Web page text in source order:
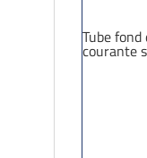
Tube
courante